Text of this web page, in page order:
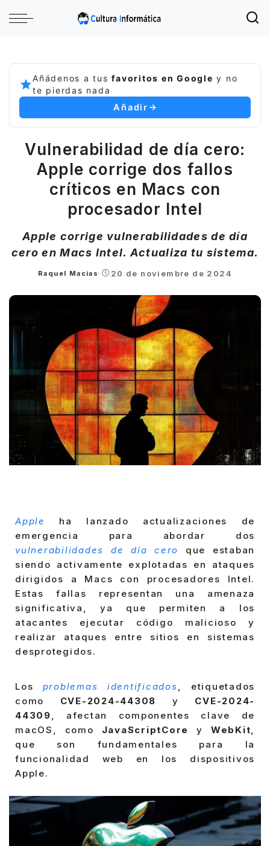
Añádenos a tusfavoritos en Google y no
te pierdas nada
Añadir
Vulnerabilidad de día cero:
Apple corrige dos fallos
críticos en Macs con
procesador Intel
Apple corrige vulnerabilidades de día
cero en Macs Intel. Actualiza tu sistema.
Posted
Raquel Macias 20 de noviembre de 2024
Apple
ha lanzado actualizaciones de
emergencia para abordar dos
vulnerabilidades de día cero
que estaban
siendo activamente explotadas en ataques
dirigidos a Macs con procesadores Intel.
Estas fallas representan una amenaza
significativa, ya que permiten a los
atacantes ejecutar código malicioso y
realizar ataques entre sitios en sistemas
desprotegidos.
Los problemas identificados, etiquetados
como CVE-2024-44308 y CVE-2024-
44309, afectan componentes clave de
macOS, como JavaScriptCore y WebKit,
que son fundamentales para la
funcionalidad web en los dispositivos
Apple.